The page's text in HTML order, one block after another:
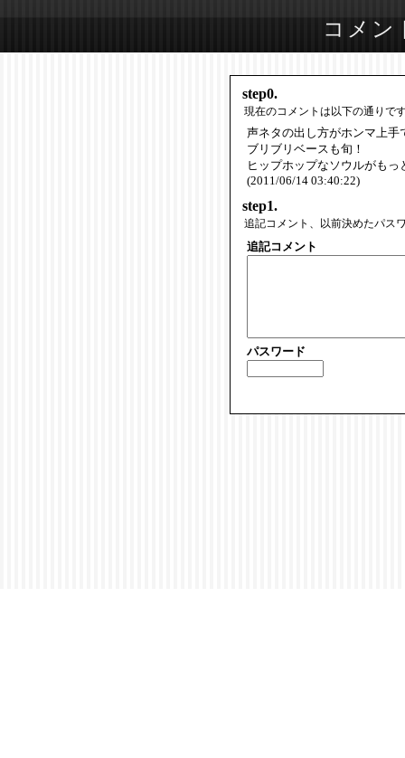
コメン
step0.
現在のコメントは以下の通りで
声ネタの出し方がホンマ上手
ブリブリベースも旬！
ヒップホップなソウルがもっ
(2011/06/14 03:40:22)
step1.
追記コメント、以前決めたパス
追記コメント
パスワード